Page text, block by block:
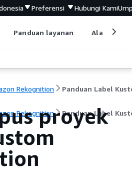
Preferensi Hubungi Kami
Panduan layanan Alat
Rekognition Panduan Label
Rekognition Panduan Label
proyek